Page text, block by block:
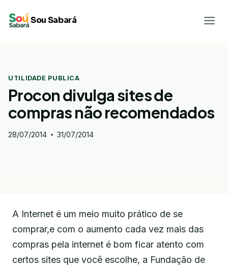
para
Sou Sabará
UTILIDADE PUBLICA
Procon divulga sites de
compras não recomendados
28/07/2014 31/07/2014
A Internet é um meio muito prático de se
comprar,e com o aumento cada vez mais das
compras pela internet é bom ficar atento com
certos sites que você escolhe, a Fundação de